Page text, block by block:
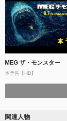
MEG ザ・モンスター
本予告【HD】
関連人物